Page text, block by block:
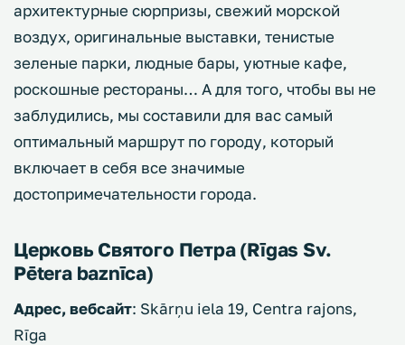
архитектурные сюрпризы, свежий морской
воздух, оригинальные выставки, тенистые
зеленые парки, людные бары, уютные кафе,
роскошные рестораны… А для того, чтобы вы не
заблудились, мы составили для вас самый
оптимальный маршрут по городу, который
включает в себя все значимые
достопримечательности города.
Церковь Святого Петра (Rīgas Sv.
Pētera baznīca)
Адрес, вебсайт: Skārņu iela 19, Centra rajons,
Rīga